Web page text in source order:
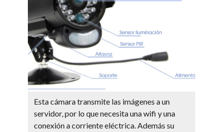
Esta cámara transmite las imágenes a un
servidor, por lo que necesita una wifi y una
conexión a corriente eléctrica. Además su